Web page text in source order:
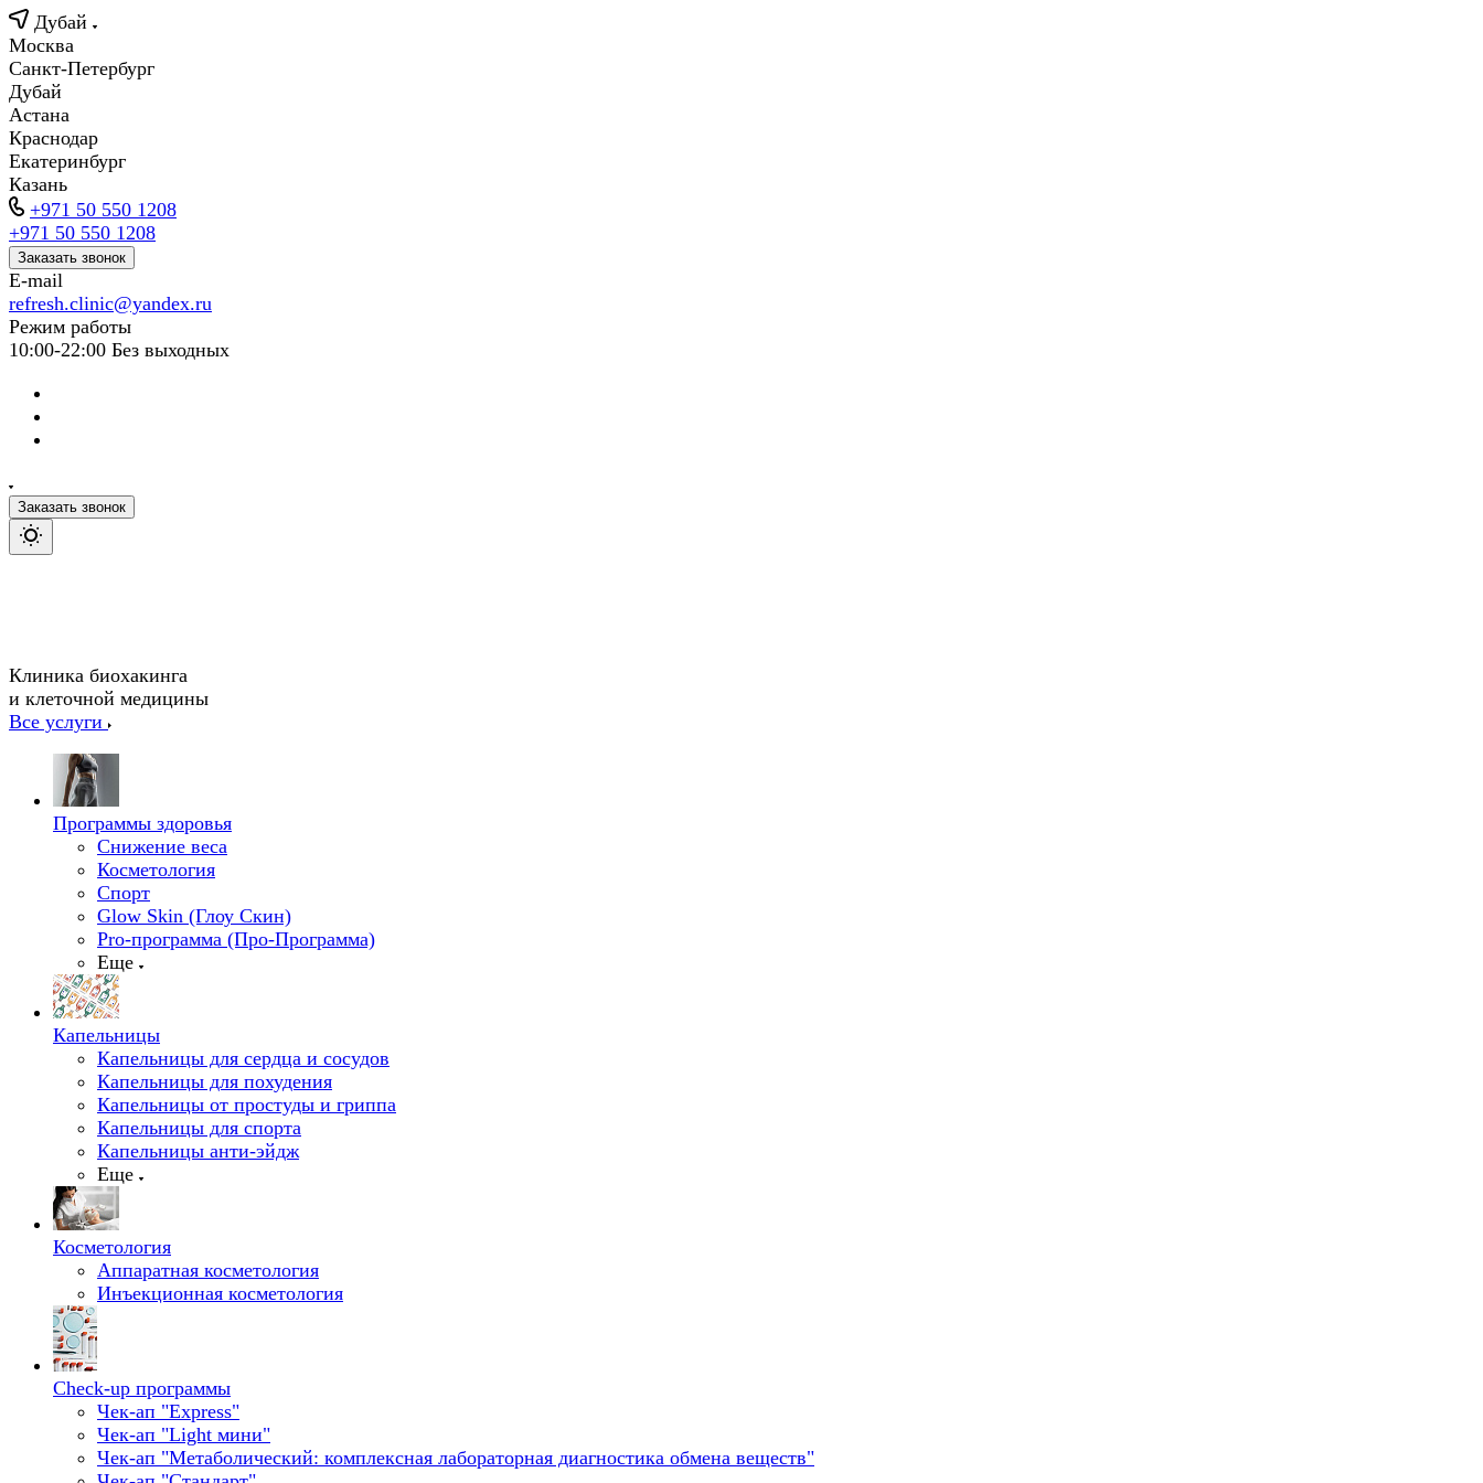
Дубай
Москва
Санкт-Петербург
Дубай
Астана
Краснодар
Екатеринбург
Казань
+971 50 550 1208
+971 50 550 1208
Заказать звонок
E-mail
refresh.clinic@yandex.ru
Режим работы
10:00-22:00 Без выходных
Заказать звонок
Клиника биохакинга
и клеточной медицины
Все услуги
Программы здоровья
Снижение веса
Косметология
Спорт
Glow Skin (Глоу Скин)
Pro-программа (Про-Программа)
Еще
Капельницы
Капельницы для сердца и сосудов
Капельницы для похудения
Капельницы от простуды и гриппа
Капельницы для спорта
Капельницы анти-эйдж
Еще
Косметология
Аппаратная косметология
Инъекционная косметология
Check-up программы
Чек-ап "Express"
Чек-ап "Light мини"
Чек-ап "Метаболический: комплексная лабораторная диагностика обмена веществ"